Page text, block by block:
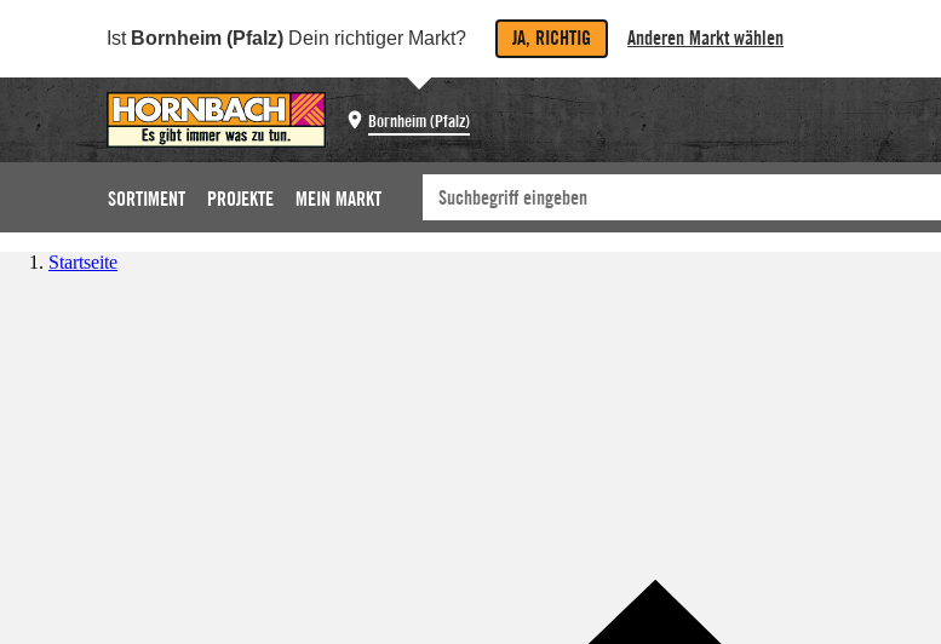
Ist Bornheim (Pfalz) Dein richtiger Markt? JA, RICHTIG Anderen Markt wählen
Bornheim (Pfalz)
SORTIMENT PROJEKTE MEIN MARKT
Startseite